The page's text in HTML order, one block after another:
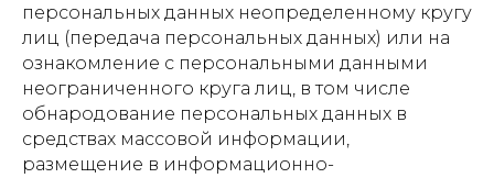
персональных данных неопределенному кругу
лиц (передача персональных данных) или на
ознакомление с персональными данными
неограниченного круга лиц, в том числе
обнародование персональных данных в
средствах массовой информации,
размещение в информационно-